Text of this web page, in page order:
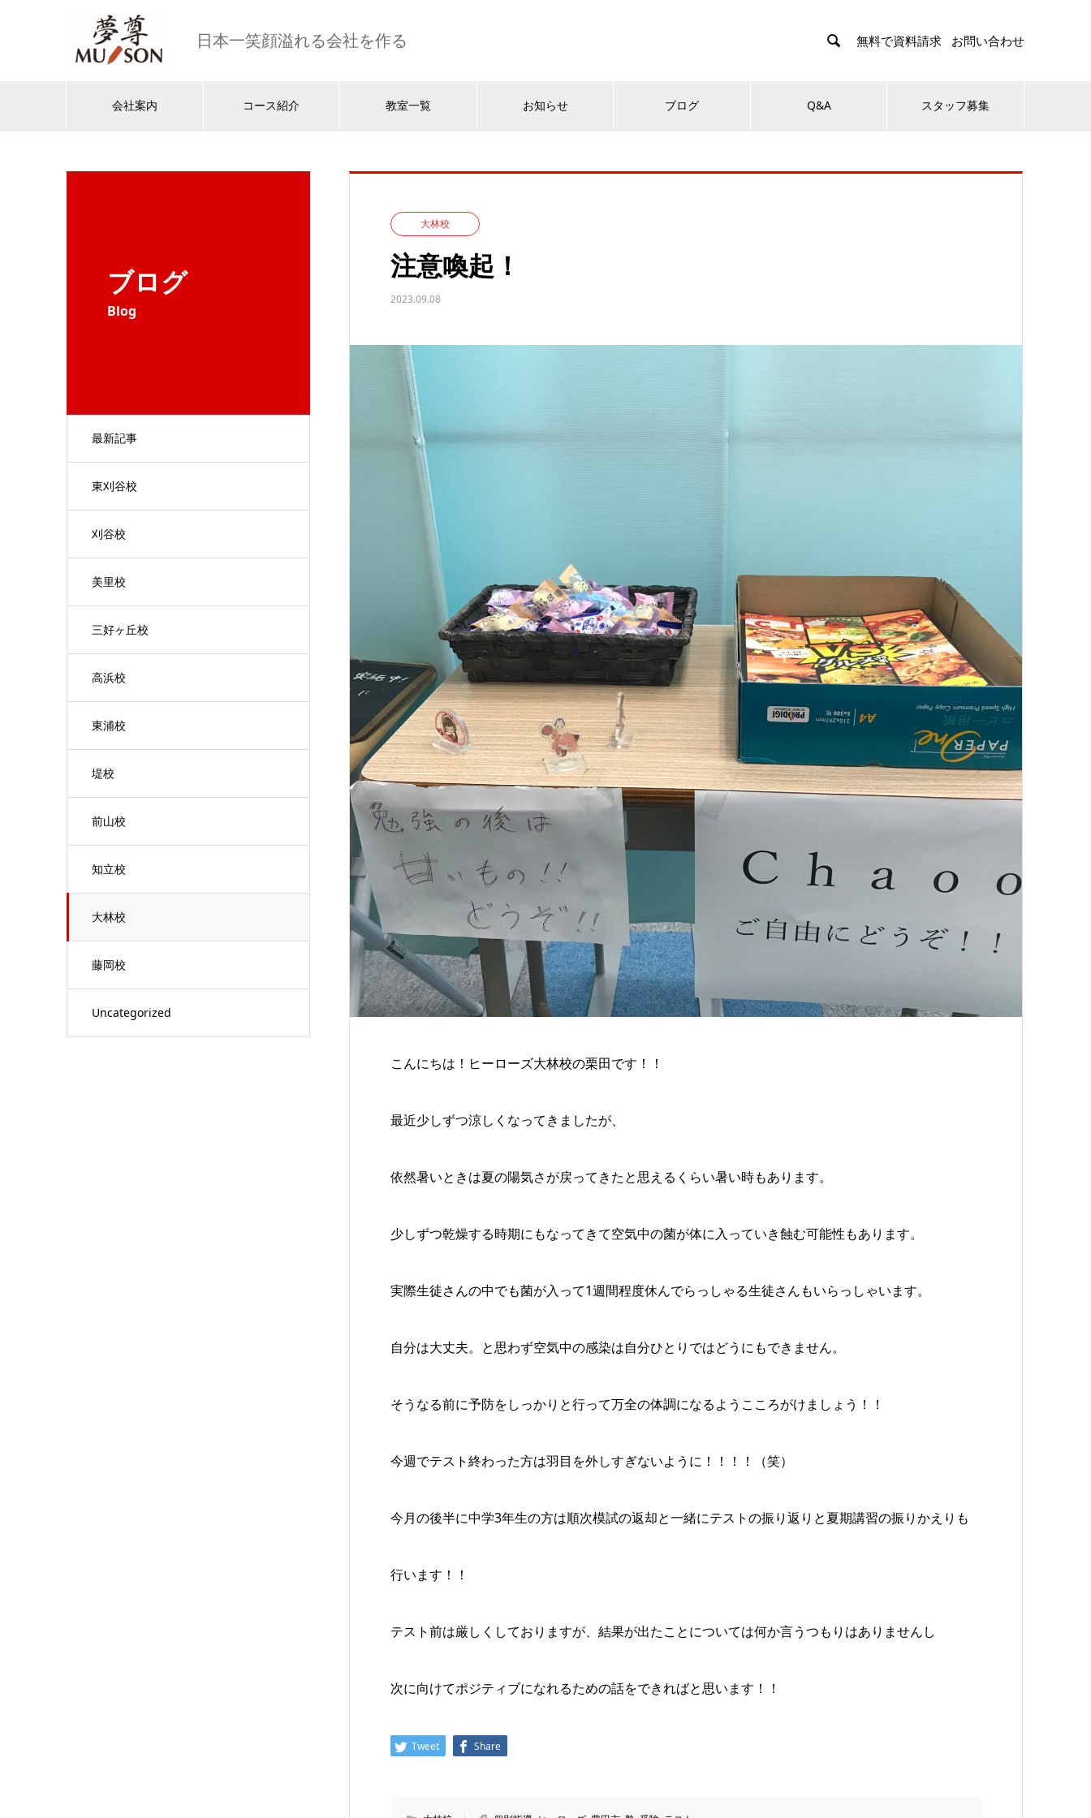
日本一笑顔溢れる会社を作る  無料で資料請求 お問い合わせ
会社案内 コース紹介 教室一覧 お知らせ ブログ Q&A スタッフ募集
ブログ
Blog
最新記事
東刈谷校
刈谷校
美里校
三好ヶ丘校
高浜校
東浦校
堤校
前山校
知立校
大林校
藤岡校
Uncategorized
大林校
注意喚起！
2023.09.08
こんにちは！ヒーローズ大林校の栗田です！！
最近少しずつ涼しくなってきましたが、
依然暑いときは夏の陽気さが戻ってきたと思えるくらい暑い時もあります。
少しずつ乾燥する時期にもなってきて空気中の菌が体に入っていき蝕む可能性もあります。
実際生徒さんの中でも菌が入って1週間程度休んでらっしゃる生徒さんもいらっしゃいます。
自分は大丈夫。と思わず空気中の感染は自分ひとりではどうにもできません。
そうなる前に予防をしっかりと行って万全の体調になるようこころがけましょう！！
今週でテスト終わった方は羽目を外しすぎないように！！！！（笑）
今月の後半に中学3年生の方は順次模試の返却と一緒にテストの振り返りと夏期講習の振りかえりも
行います！！
テスト前は厳しくしておりますが、結果が出たことについては何か言うつもりはありませんし
次に向けてポジティブになれるための話をできればと思います！！
Tweet Share